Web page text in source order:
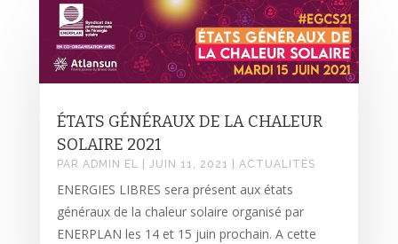
ÉTATS GÉNÉRAUX DE LA CHALEUR
SOLAIRE 2021
PAR ADMIN EL JUIN 11, 2021 ACTUALITÉS
ENERGIES LIBRES sera présent aux états
généraux de la chaleur solaire organisé par
ENERPLAN les 14 et 15 juin prochain. A cette